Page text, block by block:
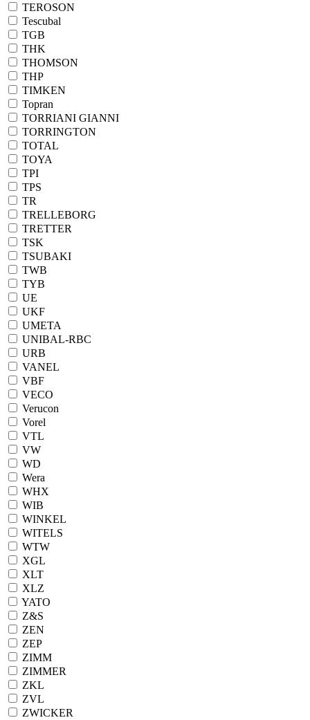
TEROSON
Tescubal
TGB
THK
THOMSON
THP
TIMKEN
Topran
TORRIANI GIANNI
TORRINGTON
TOTAL
TOYA
TPI
TPS
TR
TRELLEBORG
TRETTER
TSK
TSUBAKI
TWB
TYB
UE
UKF
UMETA
UNIBAL-RBC
URB
VANEL
VBF
VECO
Verucon
Vorel
VTL
VW
WD
Wera
WHX
WIB
WINKEL
WITELS
WTW
XGL
XLT
XLZ
YATO
Z&S
ZEN
ZEP
ZIMM
ZIMMER
ZKL
ZVL
ZWICKER